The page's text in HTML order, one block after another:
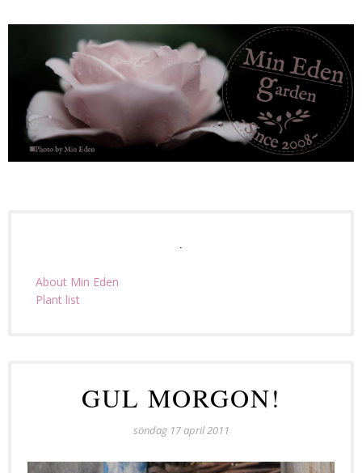
About Min Eden
Plant list
GUL MORGON!
söndag 17 april 2011